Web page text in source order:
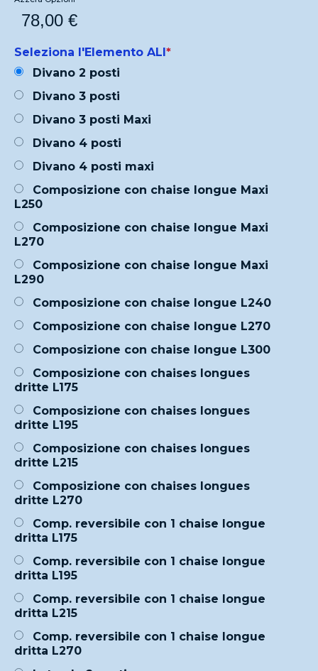
78,00 €
Seleziona l'Elemento ALI *
Divano 2 posti
Divano 3 posti
Divano 3 posti Maxi
Divano 4 posti
Divano 4 posti maxi
Composizione con chaise longue Maxi
L250
Composizione con chaise longue Maxi
L270
Composizione con chaise longue Maxi
L290
Composizione con chaise longue L240
Composizione con chaise longue L270
Composizione con chaise longue L300
Composizione con chaises longues
dritte L175
Composizione con chaises longues
dritte L195
Composizione con chaises longues
dritte L215
Composizione con chaises longues
dritte L270
Comp. reversibile con 1 chaise longue
dritta L175
Comp. reversibile con 1 chaise longue
dritta L195
Comp. reversibile con 1 chaise longue
dritta L215
Comp. reversibile con 1 chaise longue
dritta L270